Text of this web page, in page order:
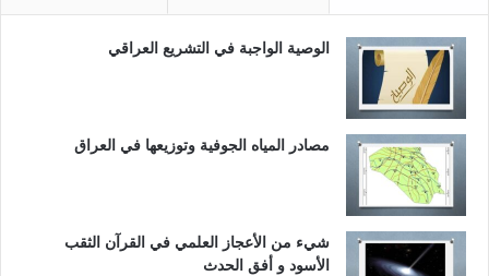
الوصية الواجبة في التشريع العراقي
مصادر المياه الجوفية وتوزيعها في العراق
شيء من الأعجاز العلمي في القرآن الثقب
الأسود و أفق الحدث